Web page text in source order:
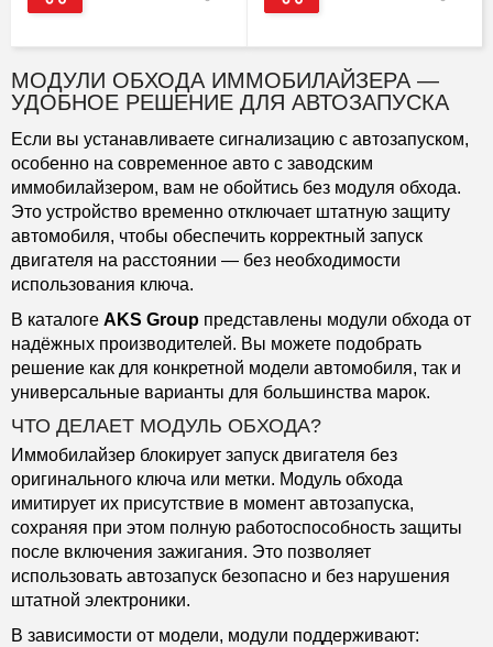
МОДУЛИ ОБХОДА ИММОБИЛАЙЗЕРА —
УДОБНОЕ РЕШЕНИЕ ДЛЯ АВТОЗАПУСКА
Если вы устанавливаете сигнализацию с автозапуском,
особенно на современное авто с заводским
иммобилайзером, вам не обойтись без модуля обхода.
Это устройство временно отключает штатную защиту
автомобиля, чтобы обеспечить корректный запуск
двигателя на расстоянии — без необходимости
использования ключа.
В каталоге AKS Group представлены модули обхода от
надёжных производителей. Вы можете подобрать
решение как для конкретной модели автомобиля, так и
универсальные варианты для большинства марок.
ЧТО ДЕЛАЕТ МОДУЛЬ ОБХОДА?
Иммобилайзер блокирует запуск двигателя без
оригинального ключа или метки. Модуль обхода
имитирует их присутствие в момент автозапуска,
сохраняя при этом полную работоспособность защиты
после включения зажигания. Это позволяет
использовать автозапуск безопасно и без нарушения
штатной электроники.
В зависимости от модели, модули поддерживают: